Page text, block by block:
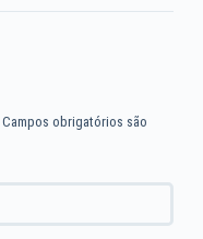
Campos obrigatórios são